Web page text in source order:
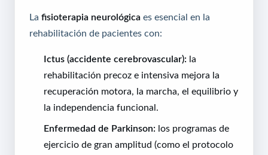
La fisioterapia neurológica es esencial en la
rehabilitación de pacientes con:
Ictus (accidente cerebrovascular): la
rehabilitación precoz e intensiva mejora la
recuperación motora, la marcha, el equilibrio y
la independencia funcional.
Enfermedad de Parkinson: los programas de
ejercicio de gran amplitud (como el protocolo